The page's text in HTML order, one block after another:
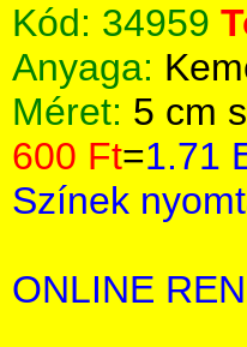
Kód: 34959
Anyaga:
Méret: 5 cm
600 Ft=1.71
Színek
ONLINE